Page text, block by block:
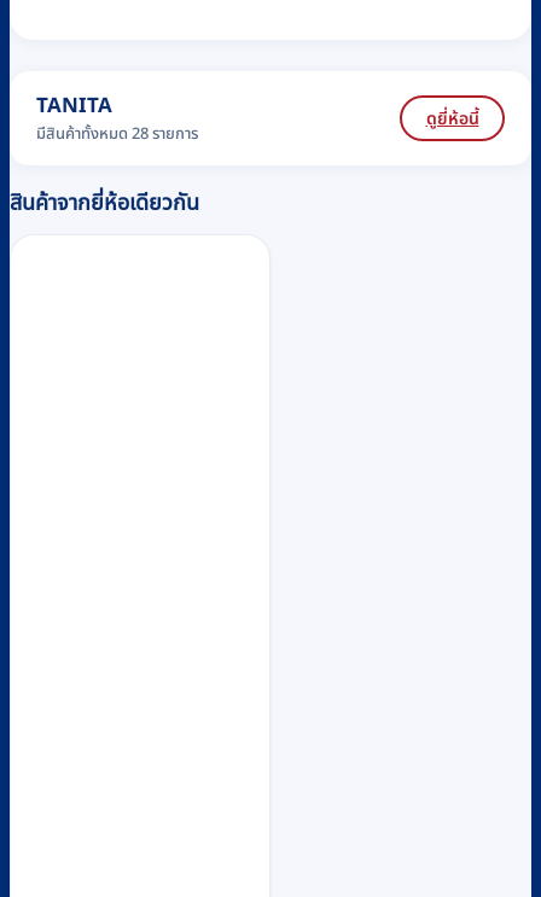
TANITA
มีสินค้าทั้งหมด 28 รายการ
ดูยี่ห้อนี้
สินค้าจากยี่ห้อเดียวกัน